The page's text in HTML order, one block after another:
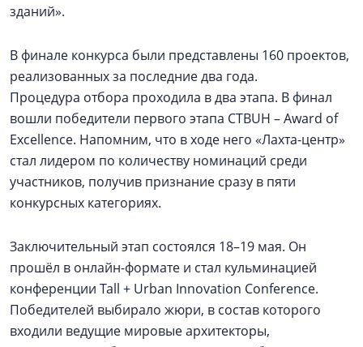
зданий».
В финале конкурса были представлены 160 проектов,
реализованных за последние два года.
Процедура отбора проходила в два этапа. В финал
вошли победители первого этапа CTBUH – Award of
Excellence. Напомним, что в ходе него «Лахта-центр»
стал лидером по количеству номинаций среди
участников, получив признание сразу в пяти
конкурсных категориях.
Заключительный этап состоялся 18–19 мая. Он
прошёл в онлайн-формате и стал кульминацией
конференции Tall + Urban Innovation Conference.
Победителей выбирало жюри, в состав которого
входили ведущие мировые архитекторы,